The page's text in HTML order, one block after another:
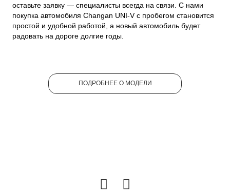
оставьте заявку — специалисты всегда на связи. С нами
покупка автомобиля Changan UNI-V с пробегом становится
простой и удобной работой, а новый автомобиль будет
радовать на дороге долгие годы.
ПОДРОБНЕЕ О МОДЕЛИ